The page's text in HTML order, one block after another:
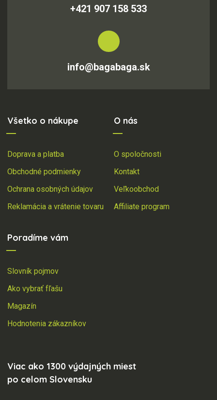
+421 907 158 533
info@bagabaga.sk
Všetko o nákupe
Doprava a platba
Obchodné podmienky
Ochrana osobných údajov
Reklamácia a vrátenie tovaru
O nás
O spoločnosti
Kontakt
Veľkoobchod
Affiliate program
Poradíme vám
Slovník pojmov
Ako vybrať fľašu
Magazín
Hodnotenia zákazníkov
Viac ako 1300 výdajných miest
po celom Slovensku